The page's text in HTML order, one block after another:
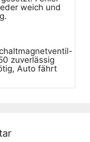
weich und
zuverlässig
Auto fährt